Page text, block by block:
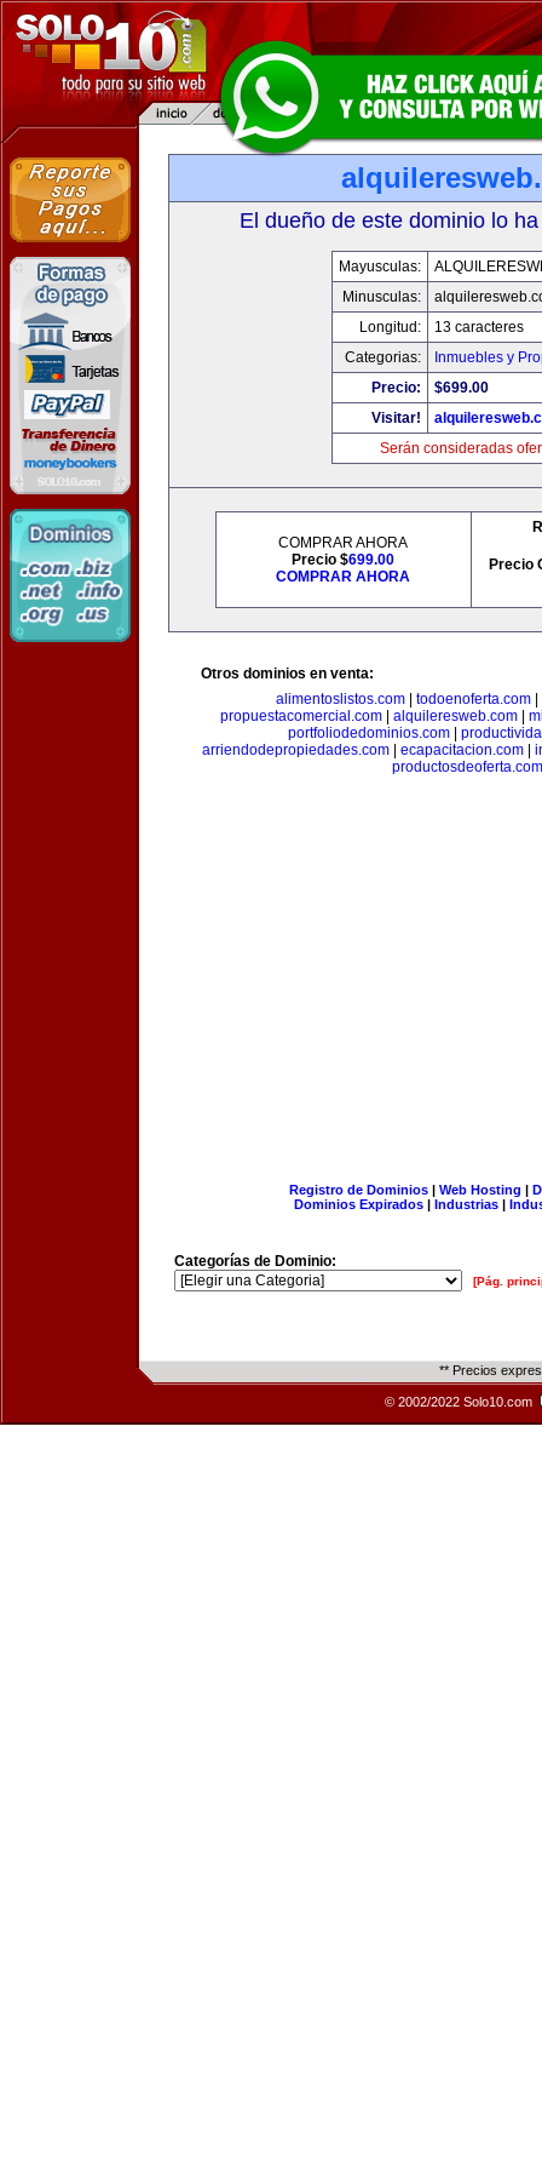
El dueño de este dominio lo
Mayusculas:
Minusculas:
Longitud:
13 caracteres
Categorias:
Inmuebles y
Precio:
$699.00
Visitar!
Serán consideradas
COMPRAR AHORA
Precio $699.00
COMPRAR AHORA
Precio
Otros dominios en venta:
alimentoslistos.com| todoenoferta.com|
propuestacomercial.com
alquileresweb.com
portfoliodedominios.com
arriendodepropiedades.com| ecapacitacion.com|
productosdeoferta.com
Registro de Dominios| Web Hosting |
Dominios Expirados | Industrias |
Categorías de Dominio:
[Pág.
** Precios
© 2002/2022 Solo10.com